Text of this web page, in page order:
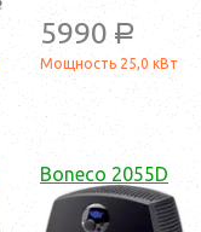
5990 a
Мощность 25,0 кВт
Boneco 2055D